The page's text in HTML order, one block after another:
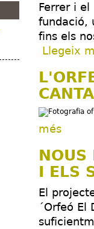
Ferrer i
fundació,
fins els
Llegeix
més
NOUS
I ELS
El
´Orfeó